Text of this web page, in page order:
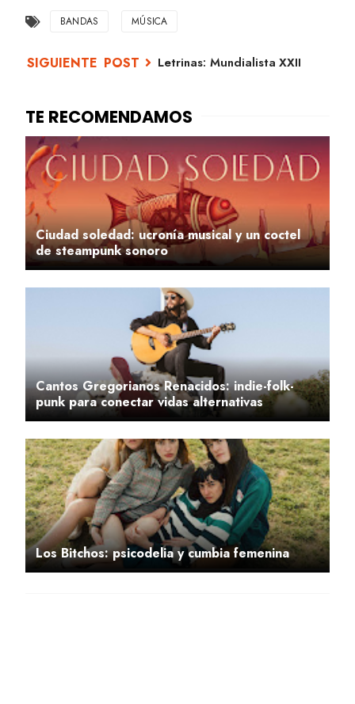
BANDAS MÚSICA
Letrinas: Mundialista XXII
Ciudad soledad: ucronía musical y un coctel
de steampunk sonoro
Cantos Gregorianos Renacidos: indie-folk-
punk para conectar vidas alternativas
Los Bitchos: psicodelia y cumbia femenina